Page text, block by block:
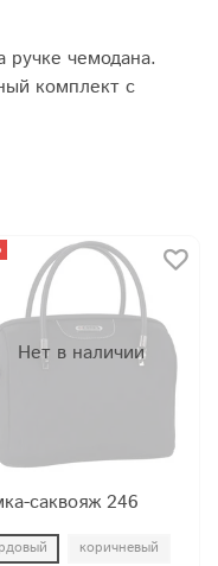
чемодана.
комплект с
Нет в наличии
саквояж 246
коричневый